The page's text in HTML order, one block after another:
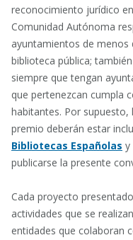
reconocimiento jurídico
Comunidad Autónoma
ayuntamientos de menos
biblioteca pública;
siempre que tengan
que pertenezcan cumpla
habitantes. Por
premio deberán estar
Bibliotecas Españolas y
publicarse la presente
Cada proyecto
actividades que se
entidades que colaboran